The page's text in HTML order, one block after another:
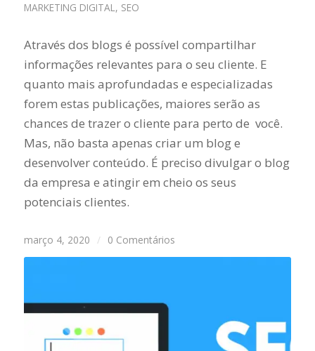
MARKETING DIGITAL, SEO
Através dos blogs é possível compartilhar
informações relevantes para o seu cliente. E
quanto mais aprofundadas e especializadas
forem estas publicações, maiores serão as
chances de trazer o cliente para perto de você.
Mas, não basta apenas criar um blog e
desenvolver conteúdo. É preciso divulgar o blog
da empresa e atingir em cheio os seus
potenciais clientes.
março 4, 2020 / 0 Comentários